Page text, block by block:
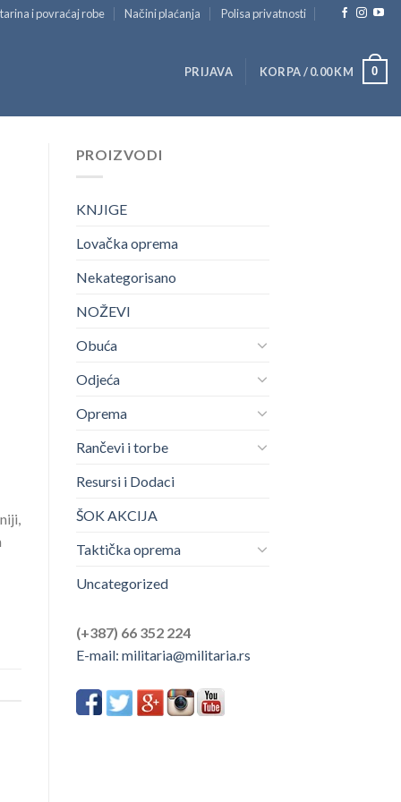
i povraćaj robe Načini plaćanja Polisa privatnosti
PRIJAVA KORPA /0.00KM 0
PROIZVODI
KNJIGE
Lovačka oprema
Nekategorisano
NOŽEVI
Obuća
Odjeća
Oprema
Rančevi i torbe
Resursi i Dodaci
ŠOK AKCIJA
Taktička oprema
Uncategorized
(+387) 66 352 224
E-mail: militaria@militaria.rs